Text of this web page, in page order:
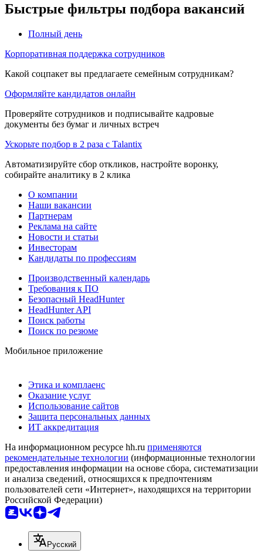
Быстрые фильтры подбора вакансий
Полный день
Корпоративная поддержка сотрудников
Какой соцпакет вы предлагаете семейным сотрудникам?
Оформляйте кандидатов онлайн
Проверяйте сотрудников и подписывайте кадровые
документы без бумаг и личных встреч
Ускорьте подбор в 2 раза с Talantix
Автоматизируйте сбор откликов, настройте воронку,
собирайте аналитику в 2 клика
О компании
Наши вакансии
Партнерам
Реклама на сайте
Новости и статьи
Инвесторам
Кандидаты по профессиям
Производственный календарь
Требования к ПО
Безопасный HeadHunter
HeadHunter API
Поиск работы
Поиск по резюме
Мобильное приложение
Этика и комплаенс
Оказание услуг
Использование сайтов
Защита персональных данных
ИТ аккредитация
На информационном ресурсе hh.ru применяются
рекомендательные технологии (информационные технологии
предоставления информации на основе сбора, систематизации
и анализа сведений, относящихся к предпочтениям
пользователей сети «Интернет», находящихся на территории
Российской Федерации)
Русский